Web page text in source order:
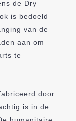
de Dry
is bedoeld
van de
aan om
te
door
is in de
humanitaire